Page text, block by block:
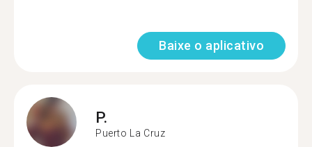
Baixe o aplicativo
P.
Puerto La Cruz